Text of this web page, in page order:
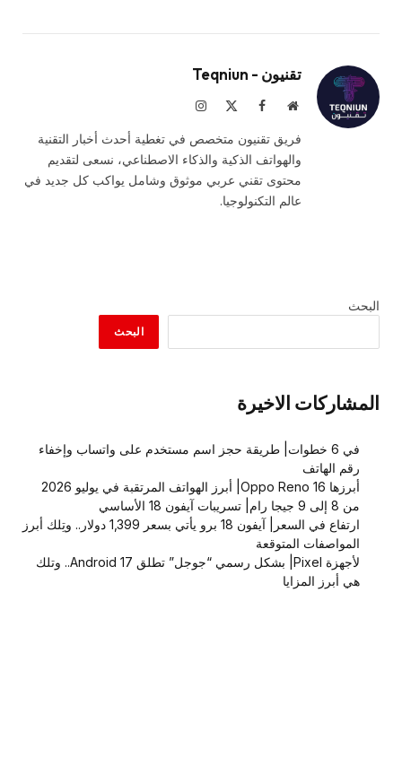
تقنيون - Teqniun
موقعفيسبوك الانستغرام
فريق تقنيون متخصص في تغطية أحدث أخبار التقنية
والهواتف الذكية والذكاء الاصطناعي، نسعى لتقديم
محتوى تقني عربي موثوق وشامل يواكب كل جديد في
عالم التكنولوجيا.
البحث
البحث
المشاركات الاخيرة
في 6 خطوات| طريقة حجز اسم مستخدم على واتساب وإخفاء
رقم الهاتف
أبرزها Oppo Reno 16| أبرز الهواتف المرتقبة في يوليو 2026
من 8 إلى 9 جيجا رام| تسريبات آيفون 18 الأساسي
ارتفاع في السعر| آيفون 18 برو يأتي بسعر 1,399 دولار.. وتِلك أبرز
المواصفات المتوقعة
لأجهزة Pixel| بشكل رسمي “جوجل” تطلق Android 17.. وتلك
هي أبرز المزايا